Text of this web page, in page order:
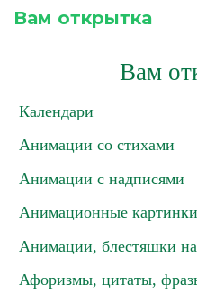
Вам открытка
Вам
Календари
Анимации со стихами
Анимации с надписями
Анимационные картинки
Анимации, блестяшки
Афоризмы, цитаты,